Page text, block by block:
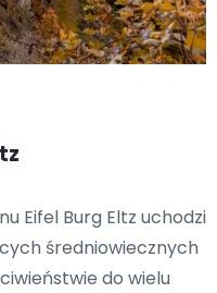
Eifel Burg Eltz uchodzi
średniowiecznych
do wielu